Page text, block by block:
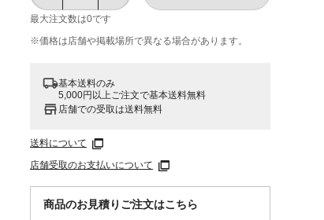
最大注文数は0です
※価格は​店舗や​掲載場所で​異なる​場合が​あります。
基本送料のみ
5,000円以上ご注文で基本送料無料
店舗での受取は送料無料
送料について
店舗受取のお支払いについて
商品のお見積りご注文はこちら